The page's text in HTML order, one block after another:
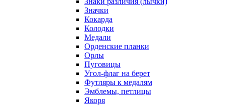
Значки
Кокарда
Колодки
Медали
Орденские планки
Орлы
Пуговицы
Угол-флаг на берет
Футляры к медалям
Эмблемы, петлицы
Якоря